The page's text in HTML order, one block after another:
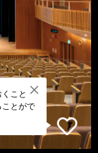
こと
とがで